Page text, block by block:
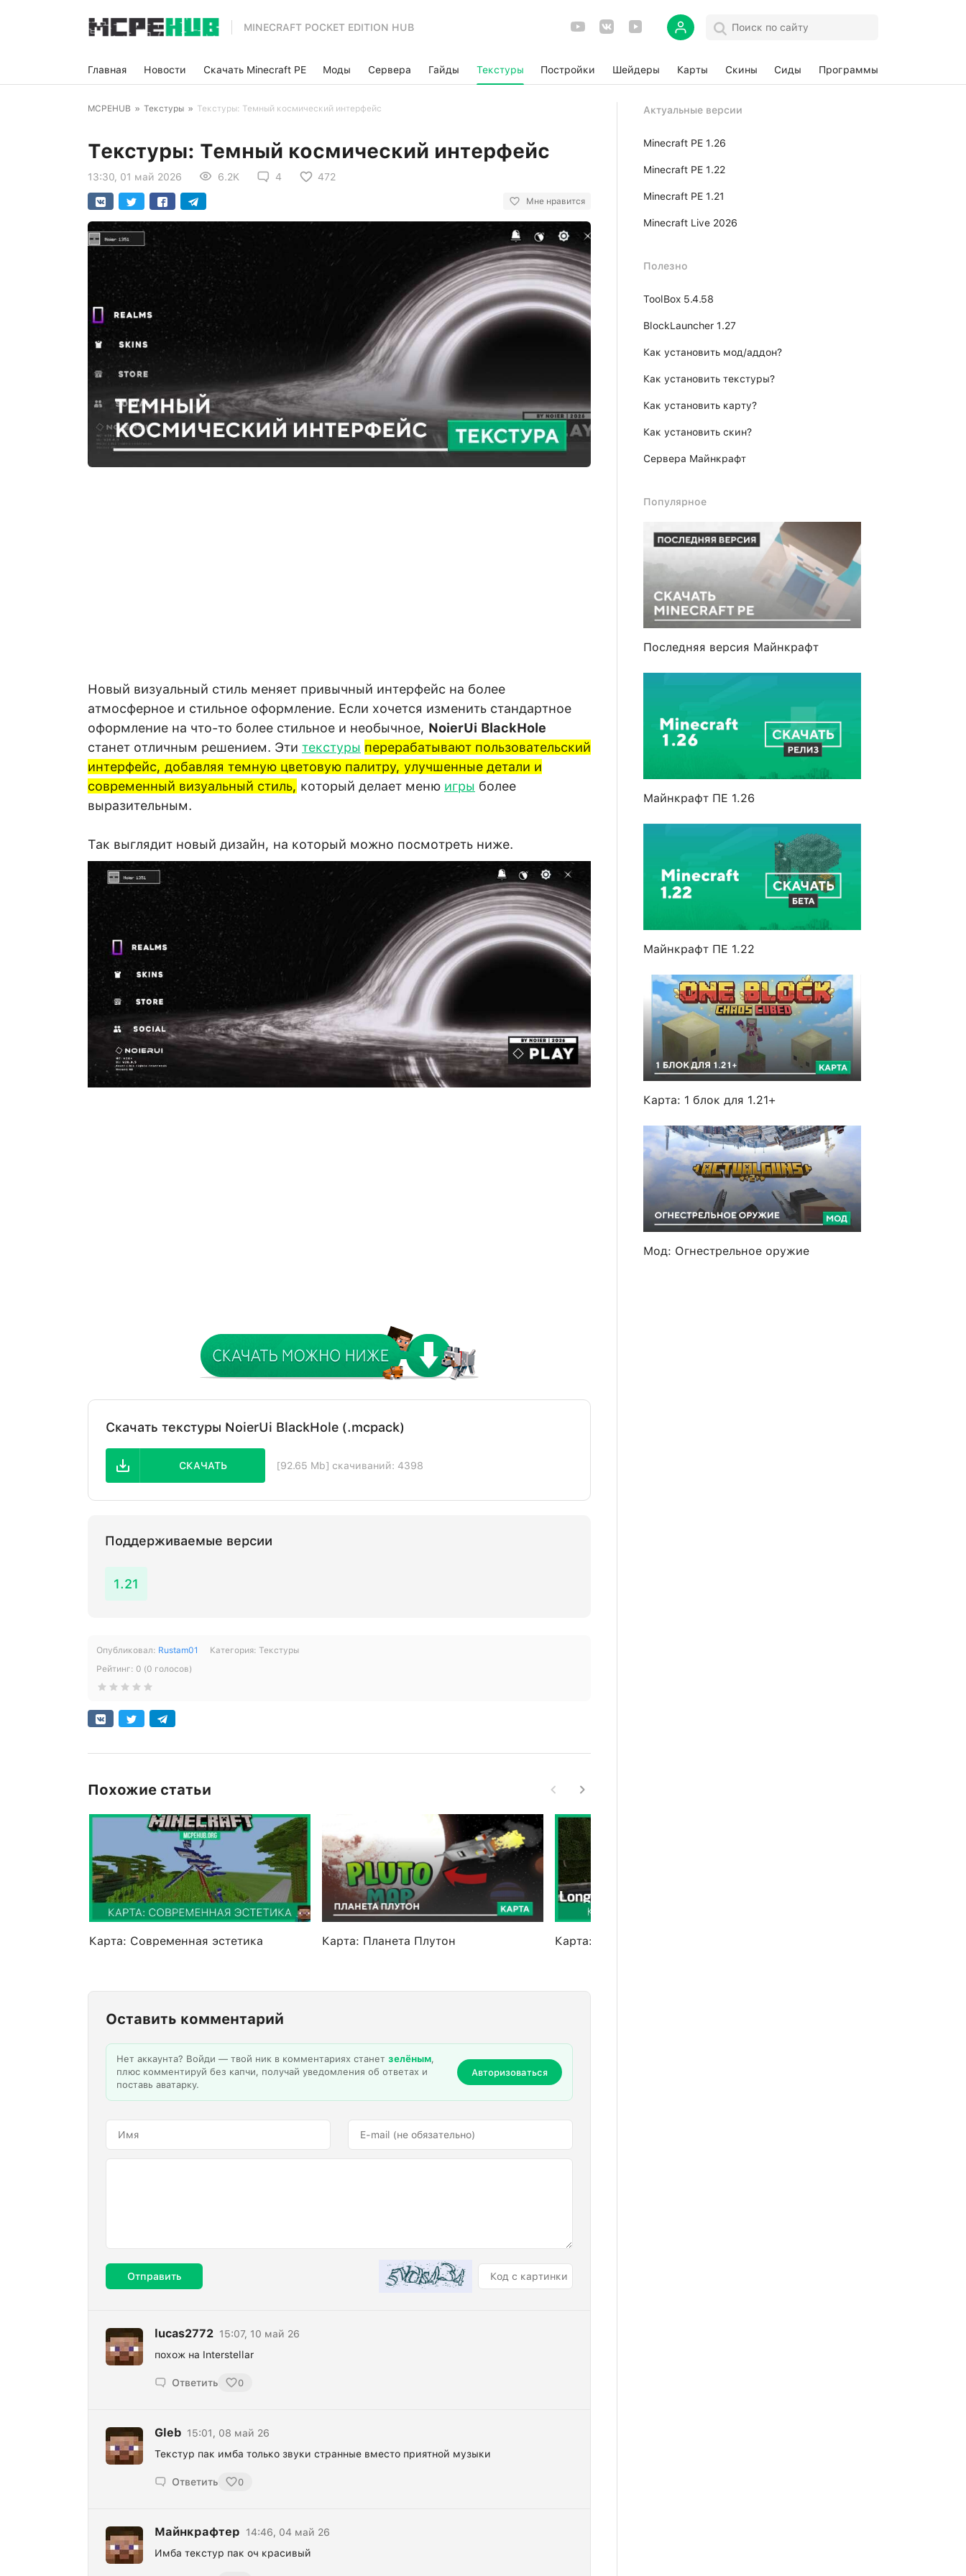
MINECRAFT POCKET EDITION HUB
Главная Новости Скачать Minecraft PE Моды Сервера Гайды Текстуры Постройки Шейдеры Карты Скины Сиды Программы
MCPEHUB » Текстуры » Текстуры: Темный космический интерфейс
Текстуры: Темный космический интерфейс
13:30, 01 май 2026 6.2K 4 472
Мне нравится
Новый визуальный стиль меняет привычный интерфейс на более
атмосферное и стильное оформление. Если хочется изменить стандартное
оформление на что-то более стильное и необычное, NoierUi BlackHole
станет отличным решением. Эти текстуры перерабатывают пользовательский
интерфейс, добавляя темную цветовую палитру, улучшенные детали и
современный визуальный стиль, который делает меню игры более
выразительным.
Так выглядит новый дизайн, на который можно посмотреть ниже.
Скачать текстуры NoierUi BlackHole (.mcpack)
СКАЧАТЬ [92.65 Mb] скачиваний: 4398
Поддерживаемые версии
1.21
Опубликовал: Rustam01 Категория: Текстуры
Рейтинг: 0 (0 голосов)
Похожие статьи
Карта: Современная эстетика Карта: Планета Плутон Карта: Особняк Лонгфилд
Оставить комментарий
Нет аккаунта? Войди — твой ник в комментариях станет зелёным,
плюс комментируй без капчи, получай уведомления об ответах и
поставь аватарку.
Авторизоваться
Отправить
lucas2772 15:07, 10 май 26
похож на Interstellar
Ответить 0
Gleb 15:01, 08 май 26
Текстур пак имба только звуки странные вместо приятной музыки
Ответить 0
Майнкрафтер
14:46, 04 май 26
Имба текстур пак оч красивый
Актуальные версии
Minecraft PE 1.26
Minecraft PE 1.22
Minecraft PE 1.21
Minecraft Live 2026
Полезно
ToolBox 5.4.58
BlockLauncher 1.27
Как установить мод/аддон?
Как установить текстуры?
Как установить карту?
Как установить скин?
Сервера Майнкрафт
Популярное
Последняя версия Майнкрафт
Майнкрафт ПЕ 1.26
Майнкрафт ПЕ 1.22
Карта: 1 блок для 1.21+
Мод: Огнестрельное оружие